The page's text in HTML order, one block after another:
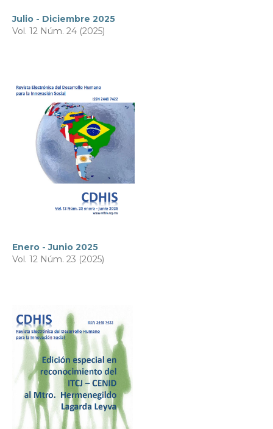
Julio - Diciembre 2025
Vol. 12 Núm. 24 (2025)
Enero - Junio 2025
Vol. 12 Núm. 23 (2025)